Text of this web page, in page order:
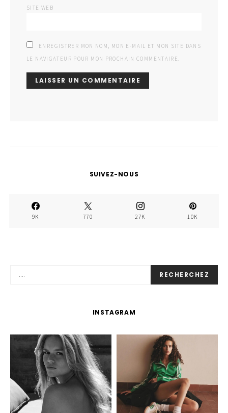
SITE WEB
ENREGISTRER MON NOM, MON E-MAIL ET MON SITE DANS
LE NAVIGATEUR POUR MON PROCHAIN COMMENTAIRE.
SUIVEZ-NOUS
9K 770 27K 10K
RECHERCHEZ
INSTAGRAM